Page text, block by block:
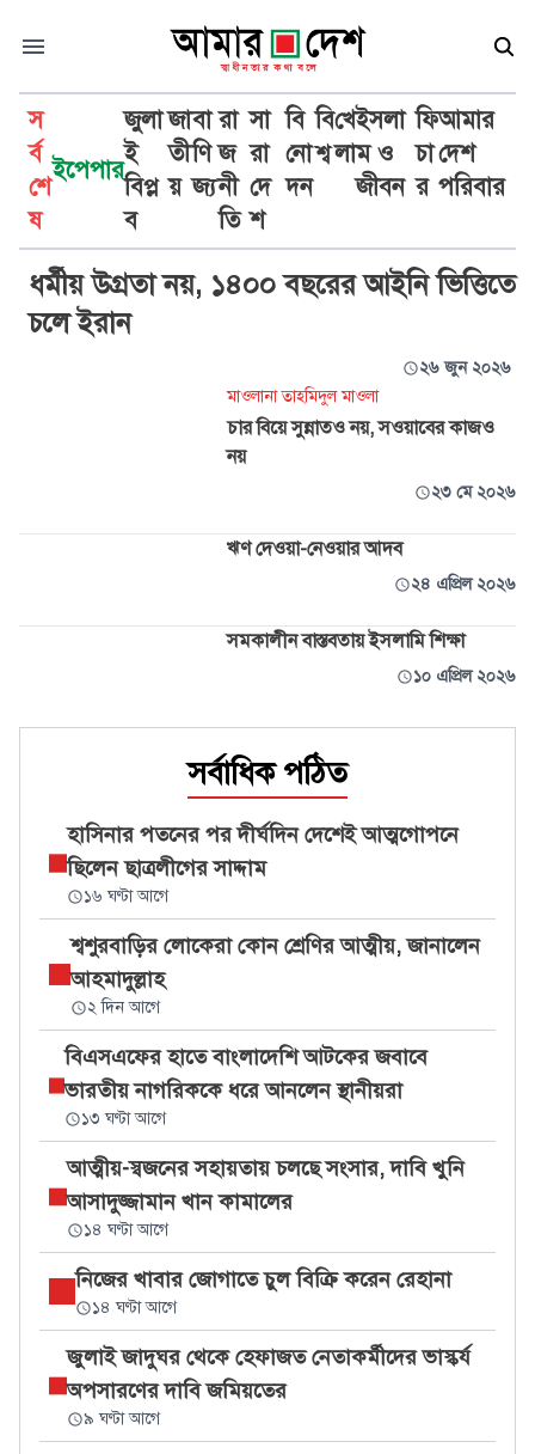
স
র্ব
শে
ষ
ইপেপার
জুলা
ই
বিপ্ল
ব
জা
তী
য়
বা
ণি
জ্য
রা
জ
নী
তি
সা
রা
দে
শ
বি
নো
দন
বি
শ্ব
খে
লা
ইসলা
ম ও
জীবন
ফি
চা
র
আমার
দেশ
পরিবার
ইসলামি
ধর্মীয় উগ্রতা নয়, ১৪০০ বছরের আইনি ভিত্তিতে
চলে ইরান
২৬ জুন ২০২৬
মাওলানা তাহমিদুল মাওলা
চার বিয়ে সুন্নাতও নয়, সওয়াবের কাজও
নয়
২৩ মে ২০২৬
ঋণ দেওয়া-নেওয়ার আদব
২৪ এপ্রিল ২০২৬
সমকালীন বাস্তবতায় ইসলামি শিক্ষা
১০ এপ্রিল ২০২৬
সর্বাধিক পঠিত
হাসিনার পতনের পর দীর্ঘদিন দেশেই আত্মগোপনে
ছিলেন ছাত্রলীগের সাদ্দাম
১৬ ঘণ্টা আগে
শ্বশুরবাড়ির লোকেরা কোন শ্রেণির আত্মীয়, জানালেন
আহমাদুল্লাহ
২ দিন আগে
বিএসএফের হাতে বাংলাদেশি আটকের জবাবে
ভারতীয় নাগরিককে ধরে আনলেন স্থানীয়রা
১৩ ঘণ্টা আগে
আত্মীয়-স্বজনের সহায়তায় চলছে সংসার, দাবি খুনি
আসাদুজ্জামান খান কামালের
১৪ ঘণ্টা আগে
নিজের খাবার জোগাতে চুল বিক্রি করেন রেহানা
১৪ ঘণ্টা আগে
জুলাই জাদুঘর থেকে হেফাজত নেতাকর্মীদের ভাস্কর্য
অপসারণের দাবি জমিয়তের
৯ ঘণ্টা আগে